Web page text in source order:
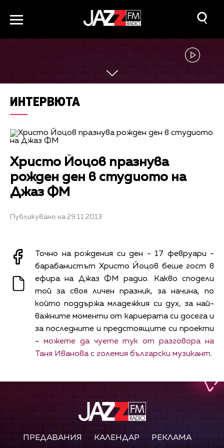
ИНТЕРВЮТА
Христо Йоцов празнува
рожден ден в студиото на
Джаз ФМ
Публикувано на 29.11.2013
Точно на рождения си ден - 17 февруари -
барабанистът Христо Йоцов беше гост в
ефира на Джаз ФМ радио. Какво сподели
той за своя личен празник, за начина, по
който поддържа младежкия си дух, за най-
важните моменти от кариерата си досега и
за последните и предстоящите си проекти
- можете да чуете тук от разговора на
Таня Иванова с големия български музикант.
ПРЕДАВАНИЯ КАЛЕНДАР РЕКЛАМА